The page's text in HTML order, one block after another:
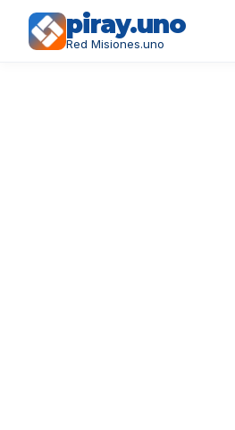
piray.uno
Red Misiones.uno